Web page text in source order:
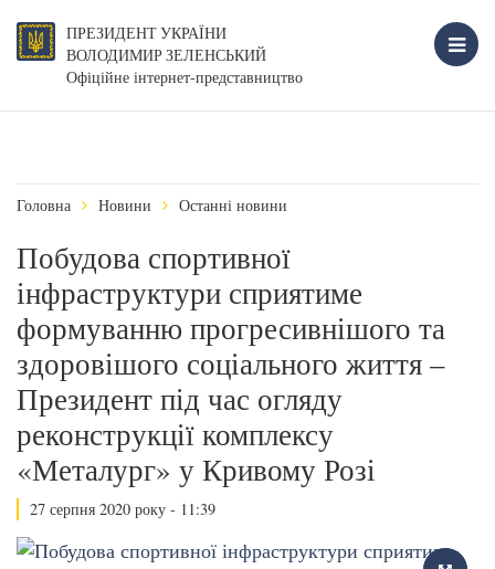
ПРЕЗИДЕНТ УКРАЇНИ
ВОЛОДИМИР ЗЕЛЕНСЬКИЙ
Офіційне інтернет-представництво
Головна Новини Останні новини
Побудова спортивної
інфраструктури сприятиме
формуванню прогресивнішого та
здоровішого соціального життя –
Президент під час огляду
реконструкції комплексу
«Металург» у Кривому Розі
27 серпня 2020 року - 11:39